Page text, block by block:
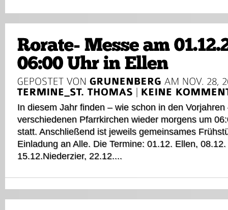
In diesem Jahr finden – wie schon in den
verschiedenen Pfarrkirchen wieder morgens um
statt. Anschließend ist jeweils gemeinsames
Einladung an Alle. Die Termine: 01.12. Ellen,
15.12.Niederzier, 22.12....